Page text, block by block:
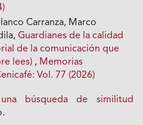
Carranza, Marco
Guardianes de la calidad
de la comunicación que
lees) , Memorias
Vol. 77 (2026)
una búsqueda de similitud